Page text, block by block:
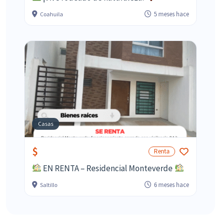
Coahuila 5 meses hace
Casas
$ Renta
EN RENTA – Residencial Monteverde
Saltillo 6 meses hace